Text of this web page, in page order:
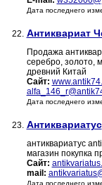
Дата последнего
22. Антиквариат
Продажа
серебро, золото,
древний Китай
Сайт:
Дата последнего
23. Антиквариатус
антиквариатус
магазин покупка
Сайт:
mail: